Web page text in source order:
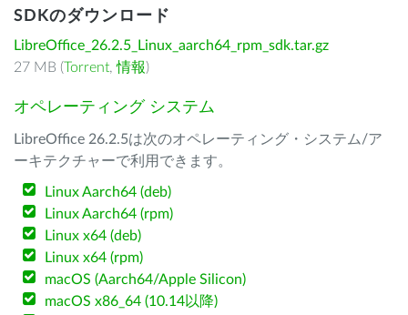
SDKのダウンロード
LibreOffice_26.2.5_Linux_aarch64_rpm_sdk.tar.gz
27 MB (Torrent,情報)
オペレーティング システム
LibreOffice 26.2.5は次のオペレーティング・システム/ア
ーキテクチャーで利用できます。
Linux Aarch64 (deb)
Linux Aarch64 (rpm)
Linux x64 (deb)
Linux x64 (rpm)
macOS (Aarch64/Apple Silicon)
macOS x86_64 (10.14以降)